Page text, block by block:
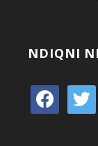
NDIQNI